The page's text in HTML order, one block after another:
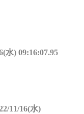
水) 09:16:07.95
11/16(水)